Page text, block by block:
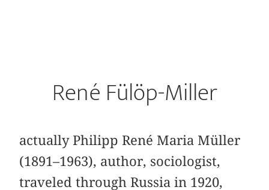
René Fülöp-Miller
actually Philipp René Maria Müller
(1891–1963), author, sociologist,
traveled through Russia in 1920,